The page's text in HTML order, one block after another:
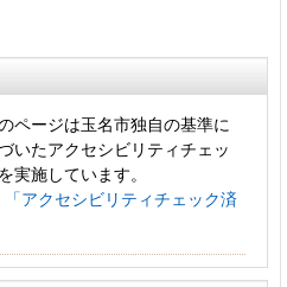
ページは玉名市独自の基準に
いたアクセシビリティチェッ
実施しています。
「アクセシビリティチェック済